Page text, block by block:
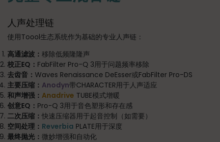
人声处理链
使用Toool生态系统作为基础的专业人声链：
高通滤波： 移除低频隆隆声
校正EQ： FabFilter Pro-Q 3用于问题频率移除
去齿音： Waves Renaissance DeEsser或FabFilter Pro-DS
主要压缩： Anodyn带CHARACTER用于人声适应
和声增强： Anadrive TUBE模式增暖
创意EQ： Pro-Q 3用于音色塑形和存在感
二次压缩： 快速压缩器用于起音控制（如需要）
空间处理： Reverbia PLATE用于深度
最终抛光： 微妙增强和自动化